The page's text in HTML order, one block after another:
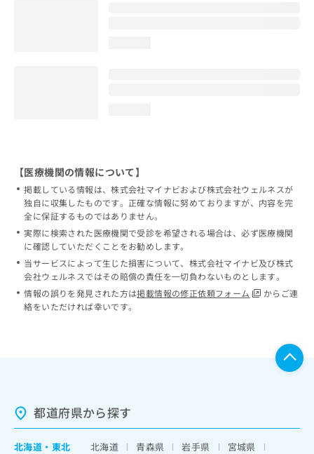
【医療機関の情報について】
掲載している情報は、株式会社マイナビおよび株式会社ウェルネスが
独自に収集したものです。正確な情報に努めておりますが、内容を完
全に保証するものではありません。
実際に検索された医療機関で受診を希望される場合は、必ず医療機関
に確認していただくことをお勧めします。
当サービスによって生じた損害について、株式会社マイナビ及び株式
会社ウェルネスではその賠償の責任を一切負わないものとします。
情報の誤りを発見された方は掲載情報の修正依頼フォーム
からご連
絡をいただければ幸いです。
都道府県から探す
北海道 ・ 東北 北海道 青森県 岩手県
宮城県